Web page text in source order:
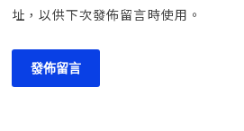
址，以供下次發佈留言時使用。